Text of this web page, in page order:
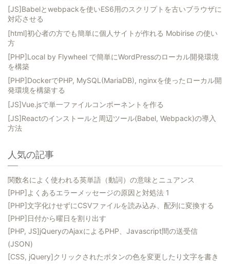
[JS]Babelとwebpackを使いES6用のスクリプトを古いブラウザに
対応させる
[html]初心者の方でも簡単に個人サイトが作れる Mobirise の使い
方
[PHP]Local by Flywheel で簡単にWordPressのローカル開発環境
を構築
[PHP]DockerでPHP, MySQL(MariaDB), nginxを使ったローカル開
発環境を構築する
[JS]Vue.jsで単一ファイルコンポーネントを作る
[JS]Reactのインストールと周辺ツール(Babel, Webpack)の導入
方法
人気の記事
関数名によく使われる英単語（動詞）の意味とニュアンス
[PHP]よくあるエラーメッセージの原因と対処法 1
[PHP]文字化けせずにCSVファイルを読み込み、配列に変換する
[PHP]日付から曜日を割り出す
[PHP, JS]jQueryのAjaxによるPHP、Javascript間の送受信
(JSON)
[CSS, jQuery]クリックされたボタンの色を変更したり文字を書き